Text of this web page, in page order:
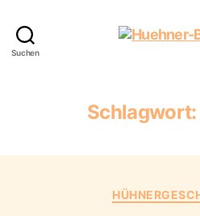
Suchen
Schlagwort: